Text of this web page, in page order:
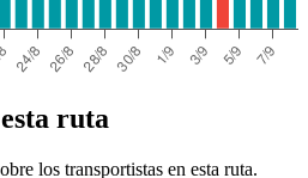
ruta
los transportistas en esta ruta.